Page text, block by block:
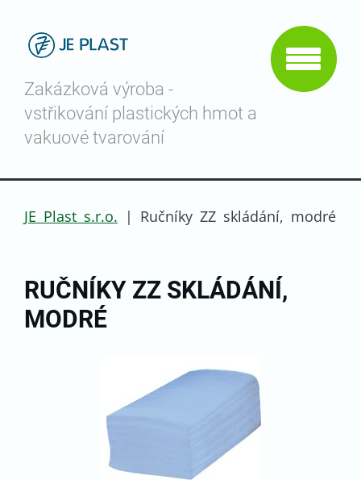
Zakázková výroba -
vstřikování plastických hmot a
vakuové tvarování
JE Plast s.r.o. | Ručníky ZZ skládání, modré
RUČNÍKY ZZ SKLÁDÁNÍ,
MODRÉ